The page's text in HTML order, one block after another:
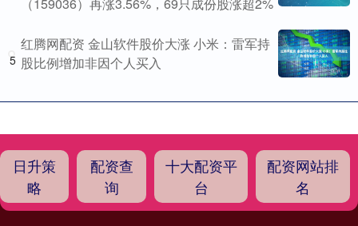
5
红腾网配资 金山软件股价大涨 小米：雷军持
股比例增加非因个人买入
日升策
略
配资查
询
十大配资平
台
配资网站排
名